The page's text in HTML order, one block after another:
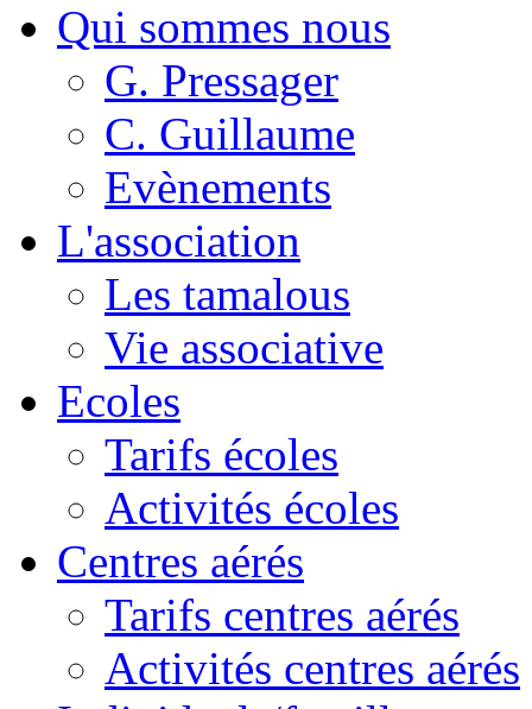
Qui sommes nous
G. Pressager
C. Guillaume
Evènements
L'association
Les tamalous
Vie associative
Ecoles
Tarifs écoles
Activités écoles
Centres aérés
Tarifs centres aérés
Activités centres aérés